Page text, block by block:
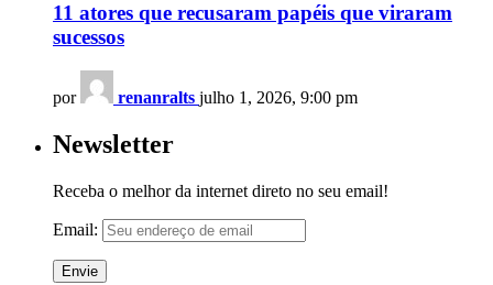
11 atores que recusaram papéis que viraram
sucessos
por renanralts julho 1, 2026, 9:00 pm
Newsletter
Receba o melhor da internet direto no seu email!
Email: